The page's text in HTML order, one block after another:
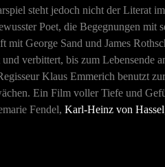
steht jedoch nicht der Literat
Poet, die Begegnungen
George Sand und James
verbittert, bis zum
Klaus Emmerich benutzt
Ein Film voller Tiefe und
Fendel, Karl-Heinz von Hassel